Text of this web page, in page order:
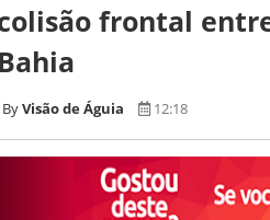
frontal
Bahia
Visão de Águia 12:18